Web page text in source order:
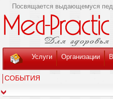
Посвящается выдающемуся
Услуги Организации
СОБЫТИЯ